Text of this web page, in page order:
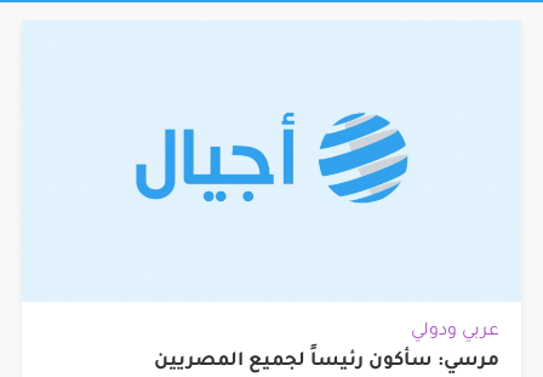
عربي ودولي
مرسي: سأكون رئيساً لجميع المصريين